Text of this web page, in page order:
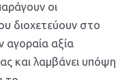
οι
διοχετεύουν στο
αγοραία αξία
και λαμβάνει υπόψη